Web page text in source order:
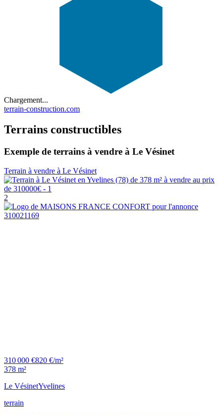
Chargement...
terrain-construction.com
Terrains constructibles
Exemple de terrains à vendre à Le Vésinet
Terrain à vendre à Le Vésinet
2
310 000 €820 €/m²
378 m²
Le VésinetYvelines
terrain